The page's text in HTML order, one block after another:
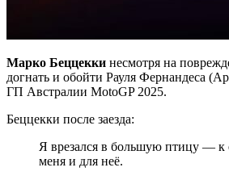
Марко Беццекки несмотря на
догнать и обойти Рауля Фернандеса
ГП Австралии MotoGP 2025.
Беццекки после заезда:
Я врезался в большую птицу — к
меня и для неё.